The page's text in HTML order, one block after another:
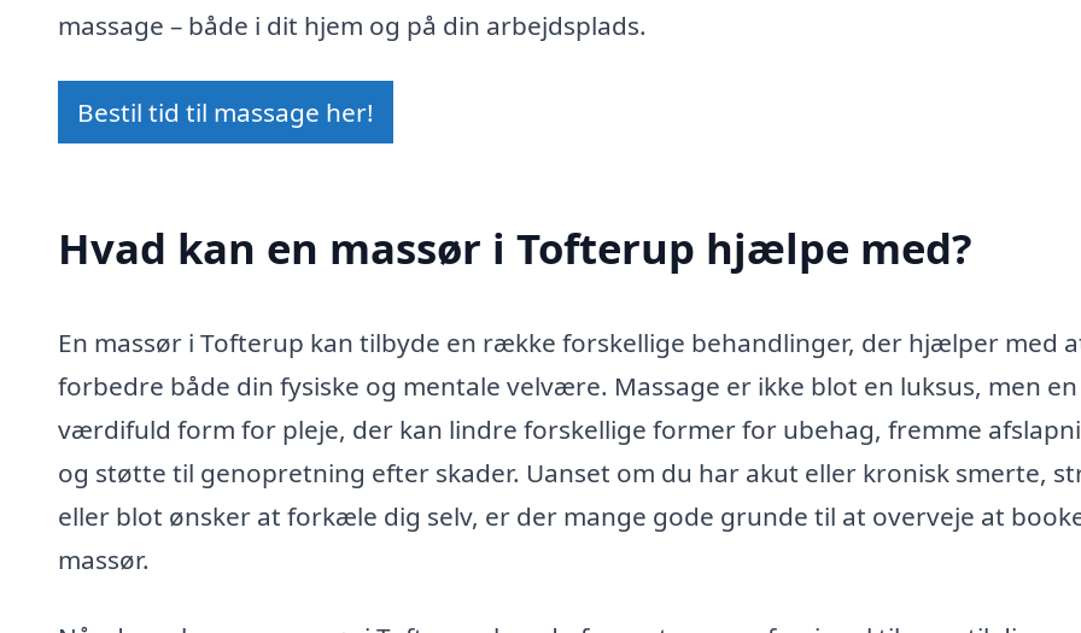
massage – både i dit hjem og på din arbejdsplads.
Bestil tid til massage her!
Hvad kan en massør i Tofterup hjælpe med?
En massør i Tofterup kan tilbyde en række forskellige behandlinger, der hjælper med
forbedre både din fysiske og mentale velvære. Massage er ikke blot en luksus, men en
værdifuld form for pleje, der kan lindre forskellige former for ubehag, fremme
og støtte til genopretning efter skader. Uanset om du har akut eller kronisk smerte,
eller blot ønsker at forkæle dig selv, er der mange gode grunde til at overveje at
massør.